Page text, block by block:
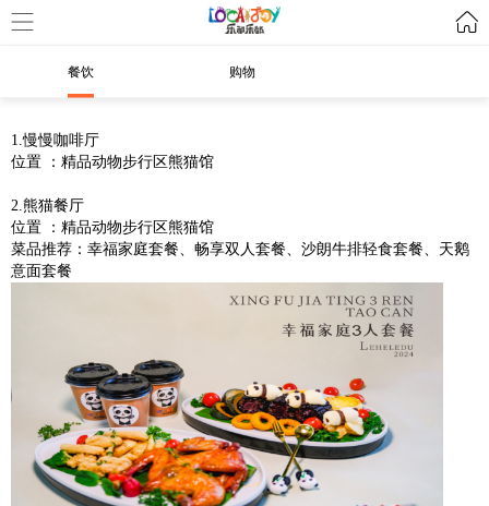
餐饮 购物
1.慢慢咖啡厅
位置 ：精品动物步行区熊猫馆
2.熊猫餐厅
位置 ：精品动物步行区熊猫馆
菜品推荐：幸福家庭套餐、畅享双人套餐、沙朗牛排轻食套餐、天鹅
意面套餐